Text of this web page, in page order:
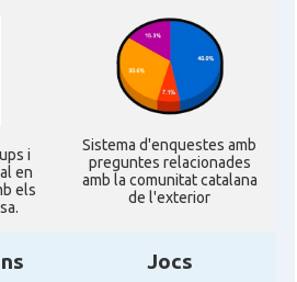
Catalans a Mainz
Catalans a MANNHEIM
Catalans a MÜNCHEN
Catalans a NURNBERG
i
en
els
Sistema d'enquestes amb
preguntes relacionades
amb la comunitat catalana
de l'exterior
Jocs